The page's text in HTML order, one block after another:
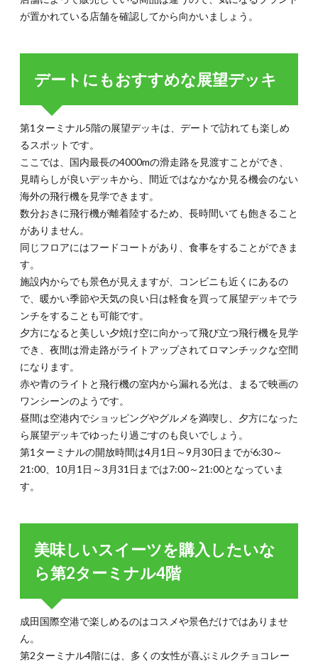
が置かれている店舗を確認してから向かいましょう。
デートにもおすすめな展望デッキ
第1ターミナル5階の展望デッキは、デートで訪れても楽しめ
るスポットです。
ここでは、国内最長の4000mの滑走路を見渡すことができ、
見晴らしが良いデッキから、間近ではなかなか見る機会のない
海外の飛行機を見学できます。
数分おきに飛行機が離着陸するため、長時間いても飽きること
がありません。
同じフロアにはフードコートがあり、食事をすることができま
す。
施設内からでも景色が見えますが、コンビニも近くにあるの
で、暖かい季節や天気の良い日は軽食を買って展望デッキでラ
ンチをすることも可能です。
夕方になると美しい夕焼け空に向かって飛び立つ飛行機を見学
でき、夜間は滑走路がライトアップされてロマンチックな空間
になります。
赤や青のライトと飛行機の室内から漏れる光は、まるで映画の
ワンシーンのようです。
昼間は空港内でショッピングやグルメを満喫し、夕方になった
ら展望デッキでゆったり過ごすのも良いでしょう。
第1ターミナルの開放時間は4月1日～9月30日までが6:30～
21:00、10月1日～3月31日までは7:00～21:00となっていま
す。
美味しいスイーツを購入したいな
ら第2ターミナル4階
成田国際空港で楽しめるのはコスメや景色だけではありませ
ん。
第2ターミナル4階には、多くの女性が喜ぶミルクチョコレー